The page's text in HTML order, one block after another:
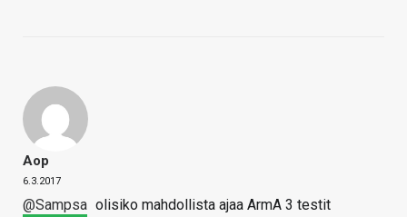
Aop
6.3.2017
@Sampsa olisiko mahdollista ajaa ArmA 3 testit